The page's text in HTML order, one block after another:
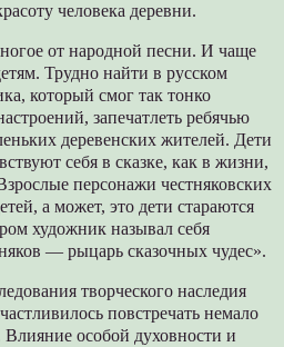
человека деревни.
от народной песни. И чаще
Трудно найти в русском
который смог так тонко
запечатлеть ребячью
деревенских жителей. Дети
себя в сказке, как в жизни,
персонажи честняковских
а может, это дети стараются
художник называл себя
— рыцарь сказочных чудес».
творческого наследия
повстречать немало
особой духовности и